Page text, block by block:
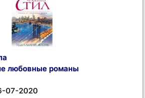
любовные романы
07-2020